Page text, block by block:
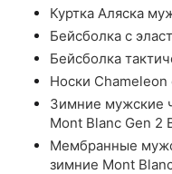
Куртка Аляска
Бейсболка с
Бейсболка
Носки
Зимние мужские
Mont Blanc Gen 2
Мембранные
зимние Mont